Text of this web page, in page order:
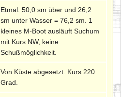
Etmal: 50,0 sm über und 26,2
sm unter Wasser = 76,2 sm. 1
kleines M-Boot ausläuft Suchum
mit Kurs NW, keine
Schußmöglichkeit.
Von Küste abgesetzt. Kurs 220
Grad.